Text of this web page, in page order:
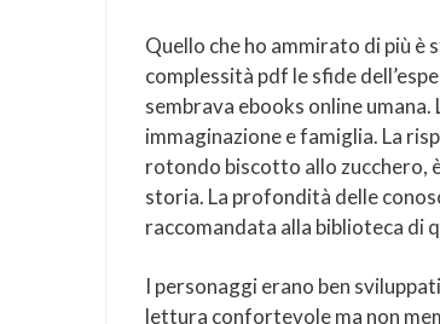
Quello che ho ammirato di più
complessità pdf le sfide
sembrava ebooks online
immaginazione e famiglia. La
rotondo biscotto allo zucchero,
storia. La profondità delle
raccomandata alla biblioteca di
I personaggi erano ben
lettura confortevole ma non